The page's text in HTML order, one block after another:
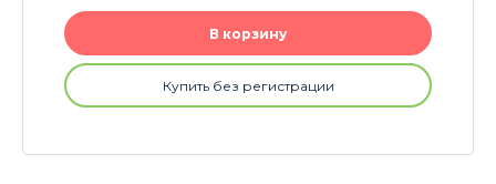
В корзину
Купить без регистрации